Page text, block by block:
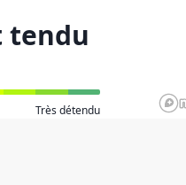
tendu
Très détendu